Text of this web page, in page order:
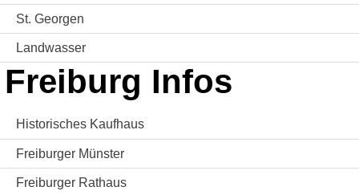
St. Georgen
Landwasser
Freiburg Infos
Historisches Kaufhaus
Freiburger Münster
Freiburger Rathaus